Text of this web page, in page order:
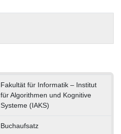
Fakultät für Informatik – Institut
für Algorithmen und Kognitive
Systeme (IAKS)
Buchaufsatz